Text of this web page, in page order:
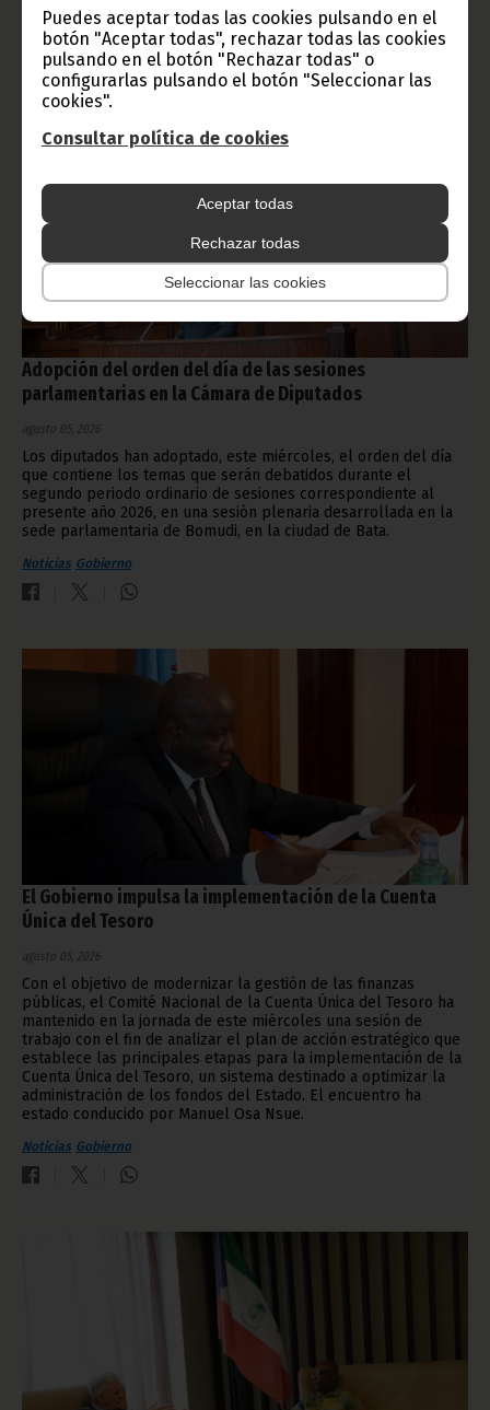
Puedes aceptar todas las cookies pulsando en el
botón "Aceptar todas", rechazar todas las cookies
pulsando en el botón "Rechazar todas" o
configurarlas pulsando el botón "Seleccionar las
cookies".
Consultar política de cookies
Aceptar todas
Rechazar todas
Seleccionar las cookies
Noticias Gobierno
Adopción del orden del día de las sesiones
parlamentarias en la Cámara de Diputados
agosto 05, 2026
Los diputados han adoptado, este miércoles, el orden del día
que contiene los temas que serán debatidos durante el
segundo periodo ordinario de sesiones correspondiente al
presente año 2026, en una sesión plenaria desarrollada en la
sede parlamentaria de Bomudi, en la ciudad de Bata.
Noticias Gobierno
El Gobierno impulsa la implementación de la Cuenta
Única del Tesoro
agosto 05, 2026
Con el objetivo de modernizar la gestión de las finanzas
públicas, el Comité Nacional de la Cuenta Única del Tesoro ha
mantenido en la jornada de este miércoles una sesión de
trabajo con el fin de analizar el plan de acción estratégico que
establece las principales etapas para la implementación de la
Cuenta Única del Tesoro, un sistema destinado a optimizar la
administración de los fondos del Estado. El encuentro ha
estado conducido por Manuel Osa Nsue.
Noticias Gobierno